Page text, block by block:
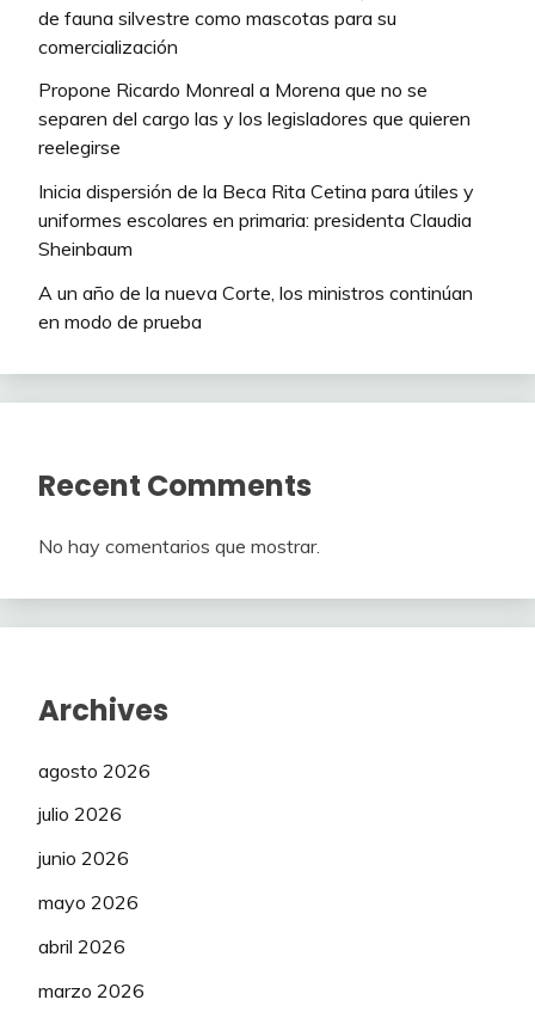
de fauna silvestre como mascotas para su
comercialización
Propone Ricardo Monreal a Morena que no se
separen del cargo las y los legisladores que quieren
reelegirse
Inicia dispersión de la Beca Rita Cetina para útiles y
uniformes escolares en primaria: presidenta Claudia
Sheinbaum
A un año de la nueva Corte, los ministros continúan
en modo de prueba
Recent Comments
No hay comentarios que mostrar.
Archives
agosto 2026
julio 2026
junio 2026
mayo 2026
abril 2026
marzo 2026